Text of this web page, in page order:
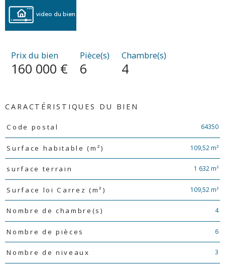
video du bien
Prix du bien
160 000 €
Pièce(s)
6
Chambre(s)
4
CARACTÉRISTIQUES DU BIEN
Caractéristiques Valeurs
Code postal 64350
Surface habitable (m²) 109,52 m²
surface terrain 1 632 m²
Surface loi Carrez (m²) 109,52 m²
Nombre de chambre(s) 4
Nombre de pièces 6
Nombre de niveaux 3